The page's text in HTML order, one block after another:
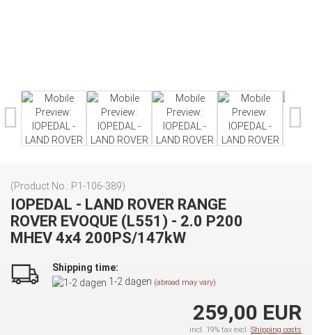
(Product No.: P1-106-389)
IOPEDAL - LAND ROVER RANGE
ROVER EVOQUE (L551) - 2.0 P200
MHEV 4x4 200PS/147kW
Shipping time:
1-2 dagen (abroad may vary)
259,00 EUR
incl. 19% tax excl. Shipping costs